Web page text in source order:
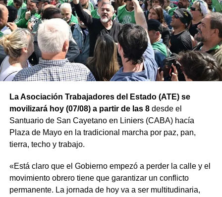
La Asociación Trabajadores del Estado (ATE) se
movilizará hoy (07/08) a partir de las 8desde el
Santuario de San Cayetano en Liniers (CABA) hacía
Plaza de Mayo en la tradicional marcha por paz, pan,
tierra, techo y trabajo.
«Está claro que el Gobierno empezó a perder la calle y el
movimiento obrero tiene que garantizar un conflicto
permanente. La jornada de hoy va a ser multitudinaria,